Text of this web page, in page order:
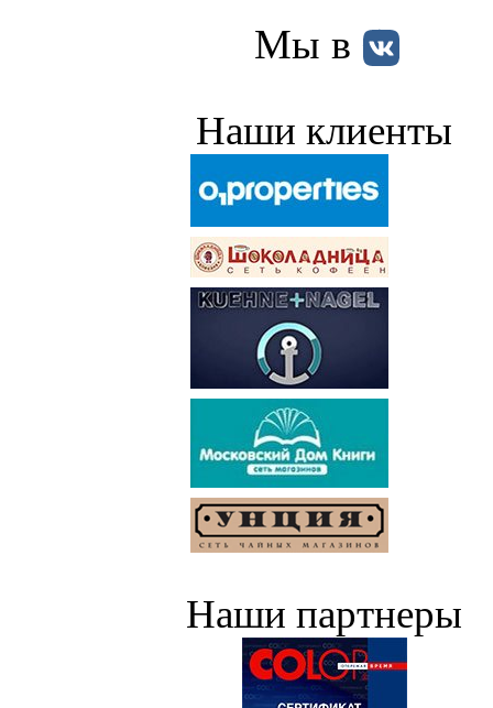
Мы в
Наши клиенты
Наши партнеры